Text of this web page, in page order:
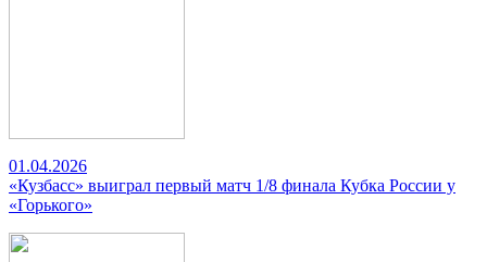
01.04.2026
«Кузбасс» выиграл первый матч 1/8 финала Кубка России у
«Горького»